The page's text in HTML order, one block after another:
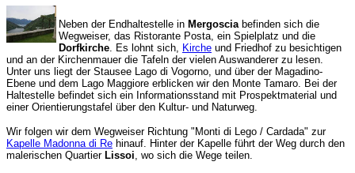
Neben der Endhaltestelle in Mergosciabefinden sich die
Wegweiser, das Ristorante Posta, ein Spielplatz und die
Dorfkirche. Es lohnt sich, Kirche und Friedhof zu besichtigen
und an der Kirchenmauer die Tafeln der vielen Auswanderer zu lesen.
Unter uns liegt der Stausee Lago di Vogorno, und über der Magadino-
Ebene und dem Lago Maggiore erblicken wir den Monte Tamaro. Bei der
Haltestelle befindet sich ein Informationsstand mit Prospektmaterial und
einer Orientierungstafel über den Kultur- und Naturweg.
Wirfolgen wir dem Wegweiser Richtung "Monti di Lego / Cardada" zur
Kapelle Madonna di Re hinauf. Hinter der Kapelle führt der Weg durch den
malerischen Quartier Lissoi, wo sich die Wege teilen.